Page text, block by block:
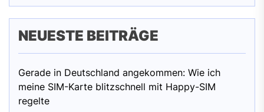
NEUESTE BEITRÄGE
Gerade in Deutschland angekommen: Wie ich
meine SIM-Karte blitzschnell mit Happy-SIM
regelte